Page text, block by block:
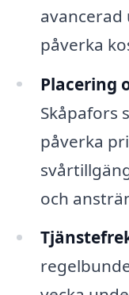
påverka
Placering
Skåpafors
påverka
och